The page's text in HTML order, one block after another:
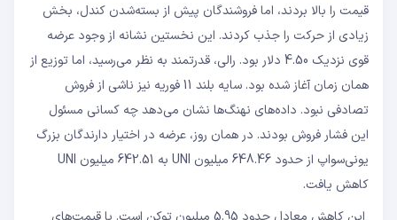
قیمت را بالا بردند، اما فروشندگان پیش از بسته‌شدن کندل، بخش
زیادی از حرکت را جذب کردند. این نخستین نشانه از وجود عرضه
قوی نزدیک 4.50 دلار بود. رالی، قدرتمند به نظر می‌رسید، اما توزیع از
همان زمان آغاز شده بود. سایه بلند 11 فوریه نیز ناشی از فروش
تصادفی نبود. داده‌های نهنگ‌ها نشان می‌دهد چه کسانی مسئول
این فشار فروش بودند. در همان روز، عرضه در اختیار دارندگان بزرگ
یونی‌سواپ از حدود 648.46 میلیون UNI به 642.51 میلیون UNI
کاهش یافت.